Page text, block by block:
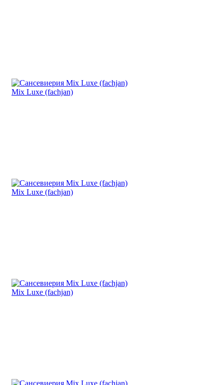
Mix Luxe (fachjan)
Mix Luxe (fachjan)
Mix Luxe (fachjan)